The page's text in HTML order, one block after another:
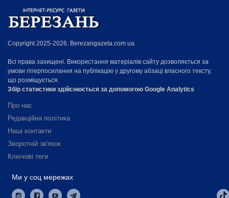
Copyright 2025-2026. Berezangazeta.com.ua
Всі права захищені. Використання матеріалів сайту дозволяється за
умови гіперпосилання на публікацію у другому абзаці власного тексту,
що розміщується.
Збір статистики здійснюється за допомогою Google Analytics
Про нас
Редакційна політика
Наші контакти
Зворотній зв'язок
Ключові теги
Ми у соц мережах